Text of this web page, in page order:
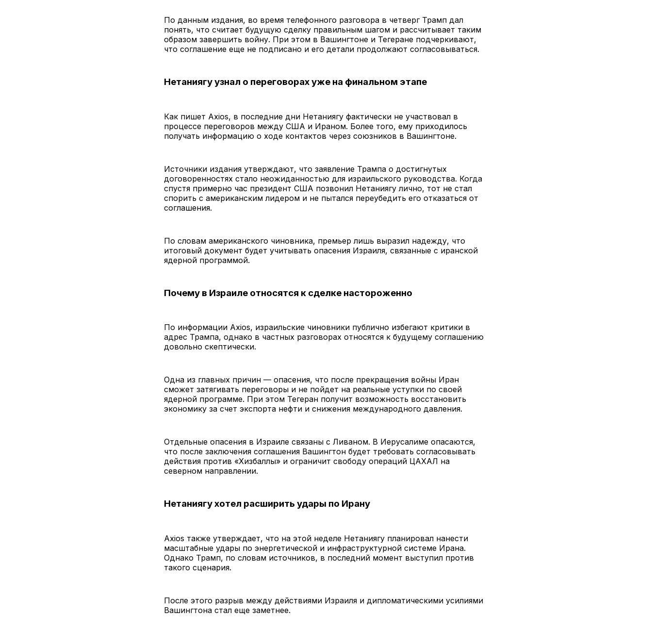
По данным издания, во время телефонного разговора в четверг Трамп дал
понять, что считает будущую сделку правильным шагом и рассчитывает таким
образом завершить войну. При этом в Вашингтоне и Тегеране подчеркивают,
что соглашение еще не подписано и его детали продолжают согласовываться.
Нетаниягу узнал о переговорах уже на финальном этапе
Как пишет Axios, в последние дни Нетаниягу фактически не участвовал в
процессе переговоров между США и Ираном. Более того, ему приходилось
получать информацию о ходе контактов через союзников в Вашингтоне.
Источники издания утверждают, что заявление Трампа о достигнутых
договоренностях стало неожиданностью для израильского руководства. Когда
спустя примерно час президент США позвонил Нетаниягу лично, тот не стал
спорить с американским лидером и не пытался переубедить его отказаться от
соглашения.
По словам американского чиновника, премьер лишь выразил надежду, что
итоговый документ будет учитывать опасения Израиля, связанные с иранской
ядерной программой.
Почему в Израиле относятся к сделке настороженно
По информации Axios, израильские чиновники публично избегают критики в
адрес Трампа, однако в частных разговорах относятся к будущему соглашению
довольно скептически.
Одна из главных причин — опасения, что после прекращения войны Иран
сможет затягивать переговоры и не пойдет на реальные уступки по своей
ядерной программе. При этом Тегеран получит возможность восстановить
экономику за счет экспорта нефти и снижения международного давления.
Отдельные опасения в Израиле связаны с Ливаном. В Иерусалиме опасаются,
что после заключения соглашения Вашингтон будет требовать согласовывать
действия против «Хизбаллы» и ограничит свободу операций ЦАХАЛ на
северном направлении.
Нетаниягу хотел расширить удары по Ирану
Axios также утверждает, что на этой неделе Нетаниягу планировал нанести
масштабные удары по энергетической и инфраструктурной системе Ирана.
Однако Трамп, по словам источников, в последний момент выступил против
такого сценария.
После этого разрыв между действиями Израиля и дипломатическими усилиями
Вашингтона стал еще заметнее.